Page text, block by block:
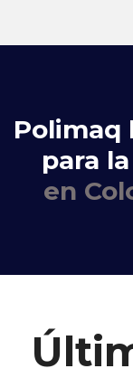
Polimaq
para
en